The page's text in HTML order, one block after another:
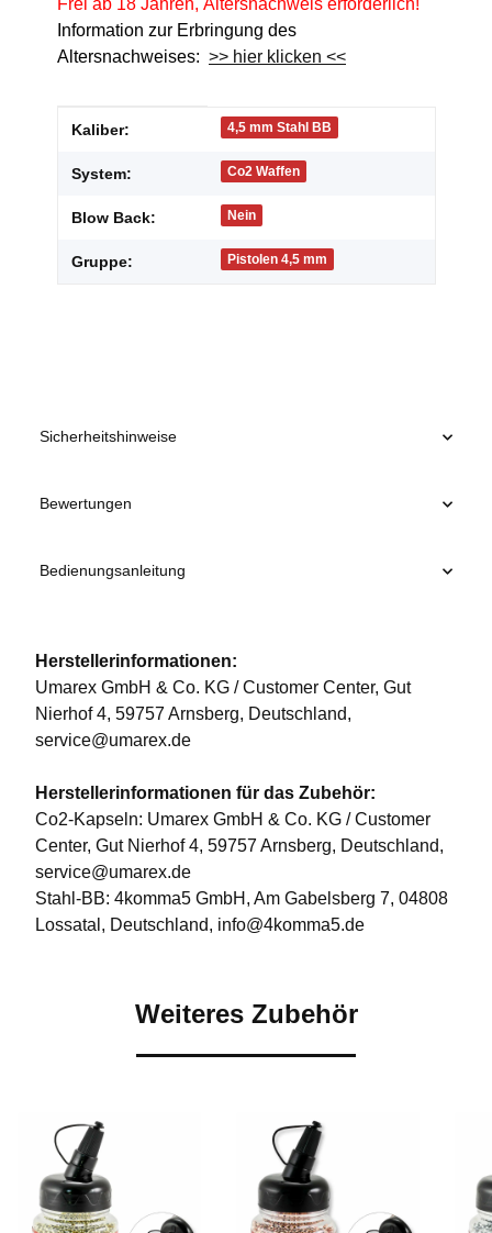
Frei ab 18 Jahren, Altersnachweis erforderlich!
Information zur Erbringung des
Altersnachweises: >> hier klicken <<
Produkteigenschaft
Wert
Kaliber: 4,5 mm Stahl BB
System: Co2 Waffen
Blow Back: Nein
Gruppe: Pistolen 4,5 mm
Sicherheitshinweise
Bewertungen
Bedienungsanleitung
Herstellerinformationen:
Umarex GmbH & Co. KG / Customer Center, Gut
Nierhof 4, 59757 Arnsberg, Deutschland,
service@umarex.de
Herstellerinformationen für das Zubehör:
Co2-Kapseln: Umarex GmbH & Co. KG / Customer
Center, Gut Nierhof 4, 59757 Arnsberg, Deutschland,
service@umarex.de
Stahl-BB: 4komma5 GmbH, Am Gabelsberg 7, 04808
Lossatal, Deutschland, info@4komma5.de
Weiteres Zubehör